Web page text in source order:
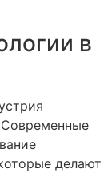
в
делают